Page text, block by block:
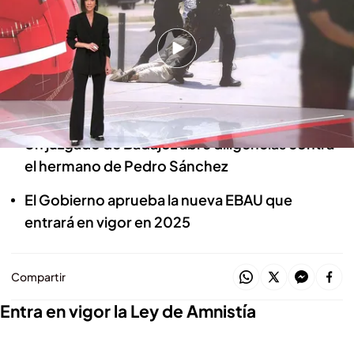
Redacción digital Noticias Cuatro
11 JUN 2024 - 15:08h.
El Supremo mantiene la orden nacional de
detención contra Puigdemont tras la
publicación de la ley de amnistía
Un juzgado de Badajoz abre diligencias contra
el hermano de Pedro Sánchez
El Gobierno aprueba la nueva EBAU que
entrará en vigor en 2025
Compartir
Entra en vigor la Ley de Amnistía